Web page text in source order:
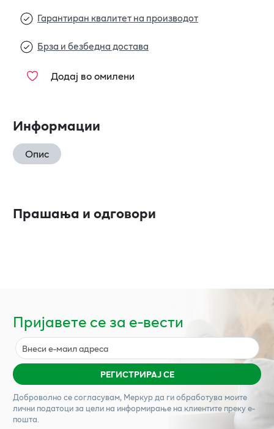
Гарантиран квалитет на производот
Брза и безбедна достава
Додај во омилени
Информации
Опис
Прашања и одговори
Пријавете се за е-вести
РЕГИСТРИРАЈ СЕ
Доброволно се согласувам, Меркурда ги обработува моите
лични податоци за цели на информирање на клиентите преку е-
пошта.